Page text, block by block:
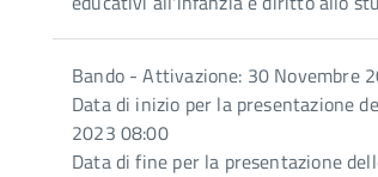
Bando - Attivazione: 30 Novembre
Data di inizio per la presentazione
2023 08:00
Data di fine per la presentazione